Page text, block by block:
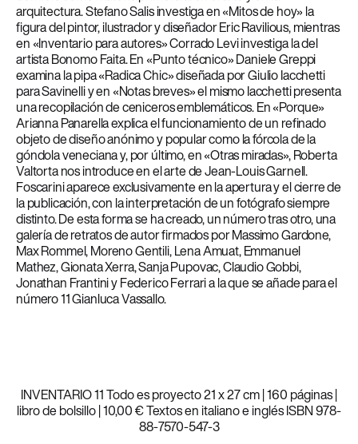
INVENTARIO 11 Todo es proyecto 21 x 27 cm | 160 páginas |
libro de bolsillo | 10,00 € Textos en italiano e inglés ISBN 978-
88-7570-547-3
arquitectura. Stefano Salis investiga en «Mitos de hoy» la
figura del pintor, ilustrador y diseñador Eric Ravilious, mientras
en «Inventario para autores» Corrado Levi investiga la del
artista Bonomo Faita. En «Punto técnico» Daniele Greppi
examina la pipa «Radica Chic» diseñada por Giulio Iacchetti
para Savinelli y en «Notas breves» el mismo Iacchetti presenta
una recopilación de ceniceros emblemáticos. En «Porque»
Arianna Panarella explica el funcionamiento de un refinado
objeto de diseño anónimo y popular como la fórcola de la
góndola veneciana y, por último, en «Otras miradas», Roberta
Valtorta nos introduce en el arte de Jean-Louis Garnell.
Foscarini aparece exclusivamente en la apertura y el cierre de
la publicación, con la interpretación de un fotógrafo siempre
distinto. De esta forma se ha creado, un número tras otro, una
galería de retratos de autor firmados por Massimo Gardone,
Max Rommel, Moreno Gentili, Lena Amuat, Emmanuel
Mathez, Gionata Xerra, Sanja Pupovac, Claudio Gobbi,
Jonathan Frantini y Federico Ferrari a la que se añade para el
número 11 Gianluca Vassallo.